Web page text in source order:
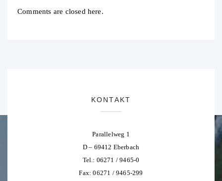
Comments are closed here.
KONTAKT
Parallelweg 1
D – 69412 Eberbach
Tel.: 06271 / 9465-0
Fax: 06271 / 9465-299